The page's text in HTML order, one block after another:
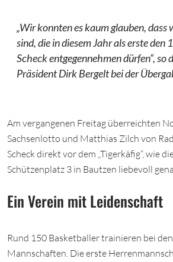
„Wir konnten es kaum glauben,
sind, die in diesem Jahr als erste den
Scheck entgegennehmen dürfen“, so
Präsident Dirk Bergelt bei der
Am vergangenen Freitag überreichten
Sachsenlotto und Matthias Zilch von
Scheck direkt vor dem „Tigerkäfig“, wie
Schützenplatz 3 in Bautzen liebevoll
Ein Verein mit Leidenschaft
Rund 150 Basketballer trainieren bei
Mannschaften. Die erste